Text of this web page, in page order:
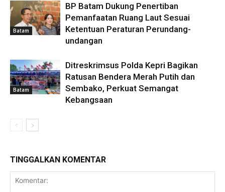
Batam
BP Batam Dukung Penertiban
Pemanfaatan Ruang Laut Sesuai
Ketentuan Peraturan Perundang-
undangan
Batam
Ditreskrimsus Polda Kepri Bagikan
Ratusan Bendera Merah Putih dan
Sembako, Perkuat Semangat
Kebangsaan
TINGGALKAN KOMENTAR